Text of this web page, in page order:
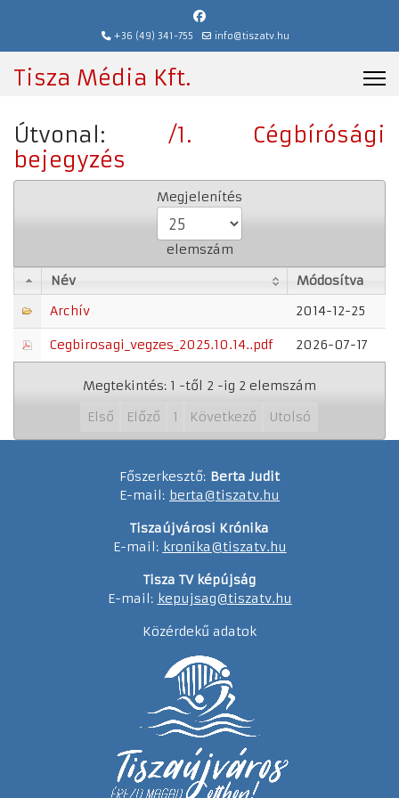
+36 (49) 341-755 info@tiszatv.hu
Tisza Média Kft.
Útvonal: /1. Cégbírósági
bejegyzés
Megjelenítés
elemszám
Név
Módosítva
Név
Módosítva
Archív 2014-12-25
Cegbirosagi_vegzes_2025.10.14..pdf 2026-07-17
Megtekintés: 1 -től 2 -ig 2 elemszám
Első
Előző 1 Következő Utolsó
Főszerkesztő: Berta Judit
E-mail: berta@tiszatv.hu
Tiszaújvárosi Krónika
E-mail: kronika@tiszatv.hu
Tisza TV képújság
E-mail: kepujsag@tiszatv.hu
Közérdekű adatok